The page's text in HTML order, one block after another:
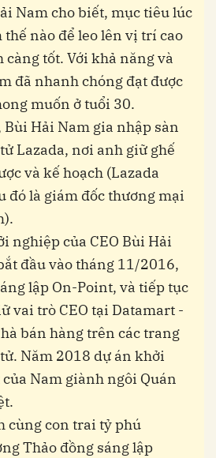
Nam cho biết, mục tiêu lúc
thế nào để leo lên vị trí cao
tốt. Với khả năng và
đã nhanh chóng đạt được
muốn ở tuổi 30.
Hải Nam gia nhập sàn
Lazada, nơi anh giữ ghế
và kế hoạch (Lazada
đó là giám đốc thương mại
nghiệp của CEO Bùi Hải
đầu vào tháng 11/2016,
lập On-Point, và tiếp tục
vai trò CEO tại Datamart -
bán hàng trên các trang
Năm 2018 dự án khởi
Nam giành ngôi Quán
cùng con trai tỷ phú
Thảo đồng sáng lập